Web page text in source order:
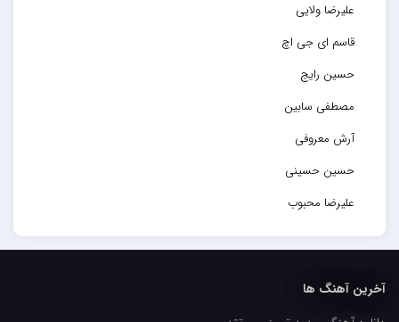
علیرضا ولایی
قاسم ای جی اچ
حسین رایج
مصطفی سابین
آرش معروفی
حسین حسینی
علیرضا محبوب
حسین حصارکی
کاپیتان
آخرین آهنگ ها